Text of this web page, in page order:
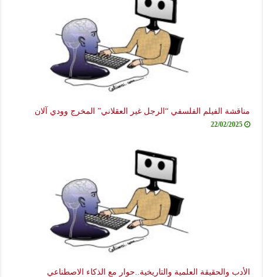
مناقشة الفيلم الفلسفي “الرجل غير العقلاني” المخرج وودي آلان
22/02/2025
الأدب والحقيقة العلمية والتاريخية..حوار مع الذكاء الاصطناعي